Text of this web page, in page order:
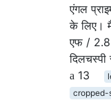
एंगल
के लिए। मैं
एफ /
13
cropped-